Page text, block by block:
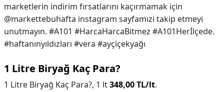
marketlerin indirim fırsatlarını kaçırmamak için
@markettebuhafta instagram sayfamızi takip etmeyi
unutmayın. #A101 #HarcaHarcaBitmez #A101Herİlçede.
#haftanınyıldızları #vera #ayçiçekyağı
1 Litre Biryağ Kaç Para?
1 Litre Biryağ Kaç Para?, 1 lt348,00 TL/lt.